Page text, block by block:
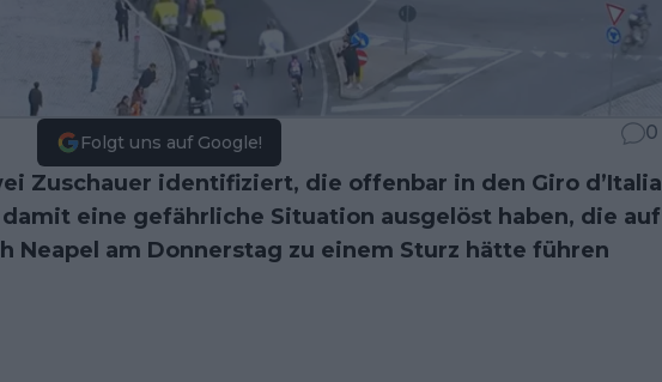
Folgt uns auf Google! 0
Zuschauer identifiziert, die offenbar in den Giro d’Italia
eine gefährliche Situation ausgelöst haben, die auf
Neapel am Donnerstag zu einem Sturz hätte führen